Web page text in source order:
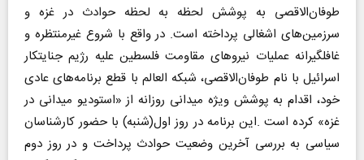
طوفان‌الاقصی به پوشش لحظه به لحظه حوادث در غزه و
سرزمین‌های اشغالی پرداخته است. در واقع با شروع غیر‌منتظره و
غافلگیرانه عملیات نیروهای مقاومت فلسطین علیه رژیم جنایتکار
اسرائیل با نام طوفان‌الاقصی، شبکه العالم با قطع برنامه‌های عادی
خود، اقدام به پوشش ویژه میدانی روزانه از «‌استودیو میدانی در
غزه‌» کرده است .‌این برنامه در روز اول(‌شنبه‌) با حضور کارشناسان
سیاسی به بررسی آخرین وضعیت حوادث پرداخت و در روز دوم